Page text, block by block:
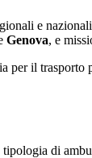
e
Genova, e
il
di